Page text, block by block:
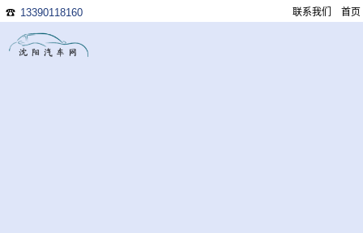
☎ 13390118160 首页
联系我们